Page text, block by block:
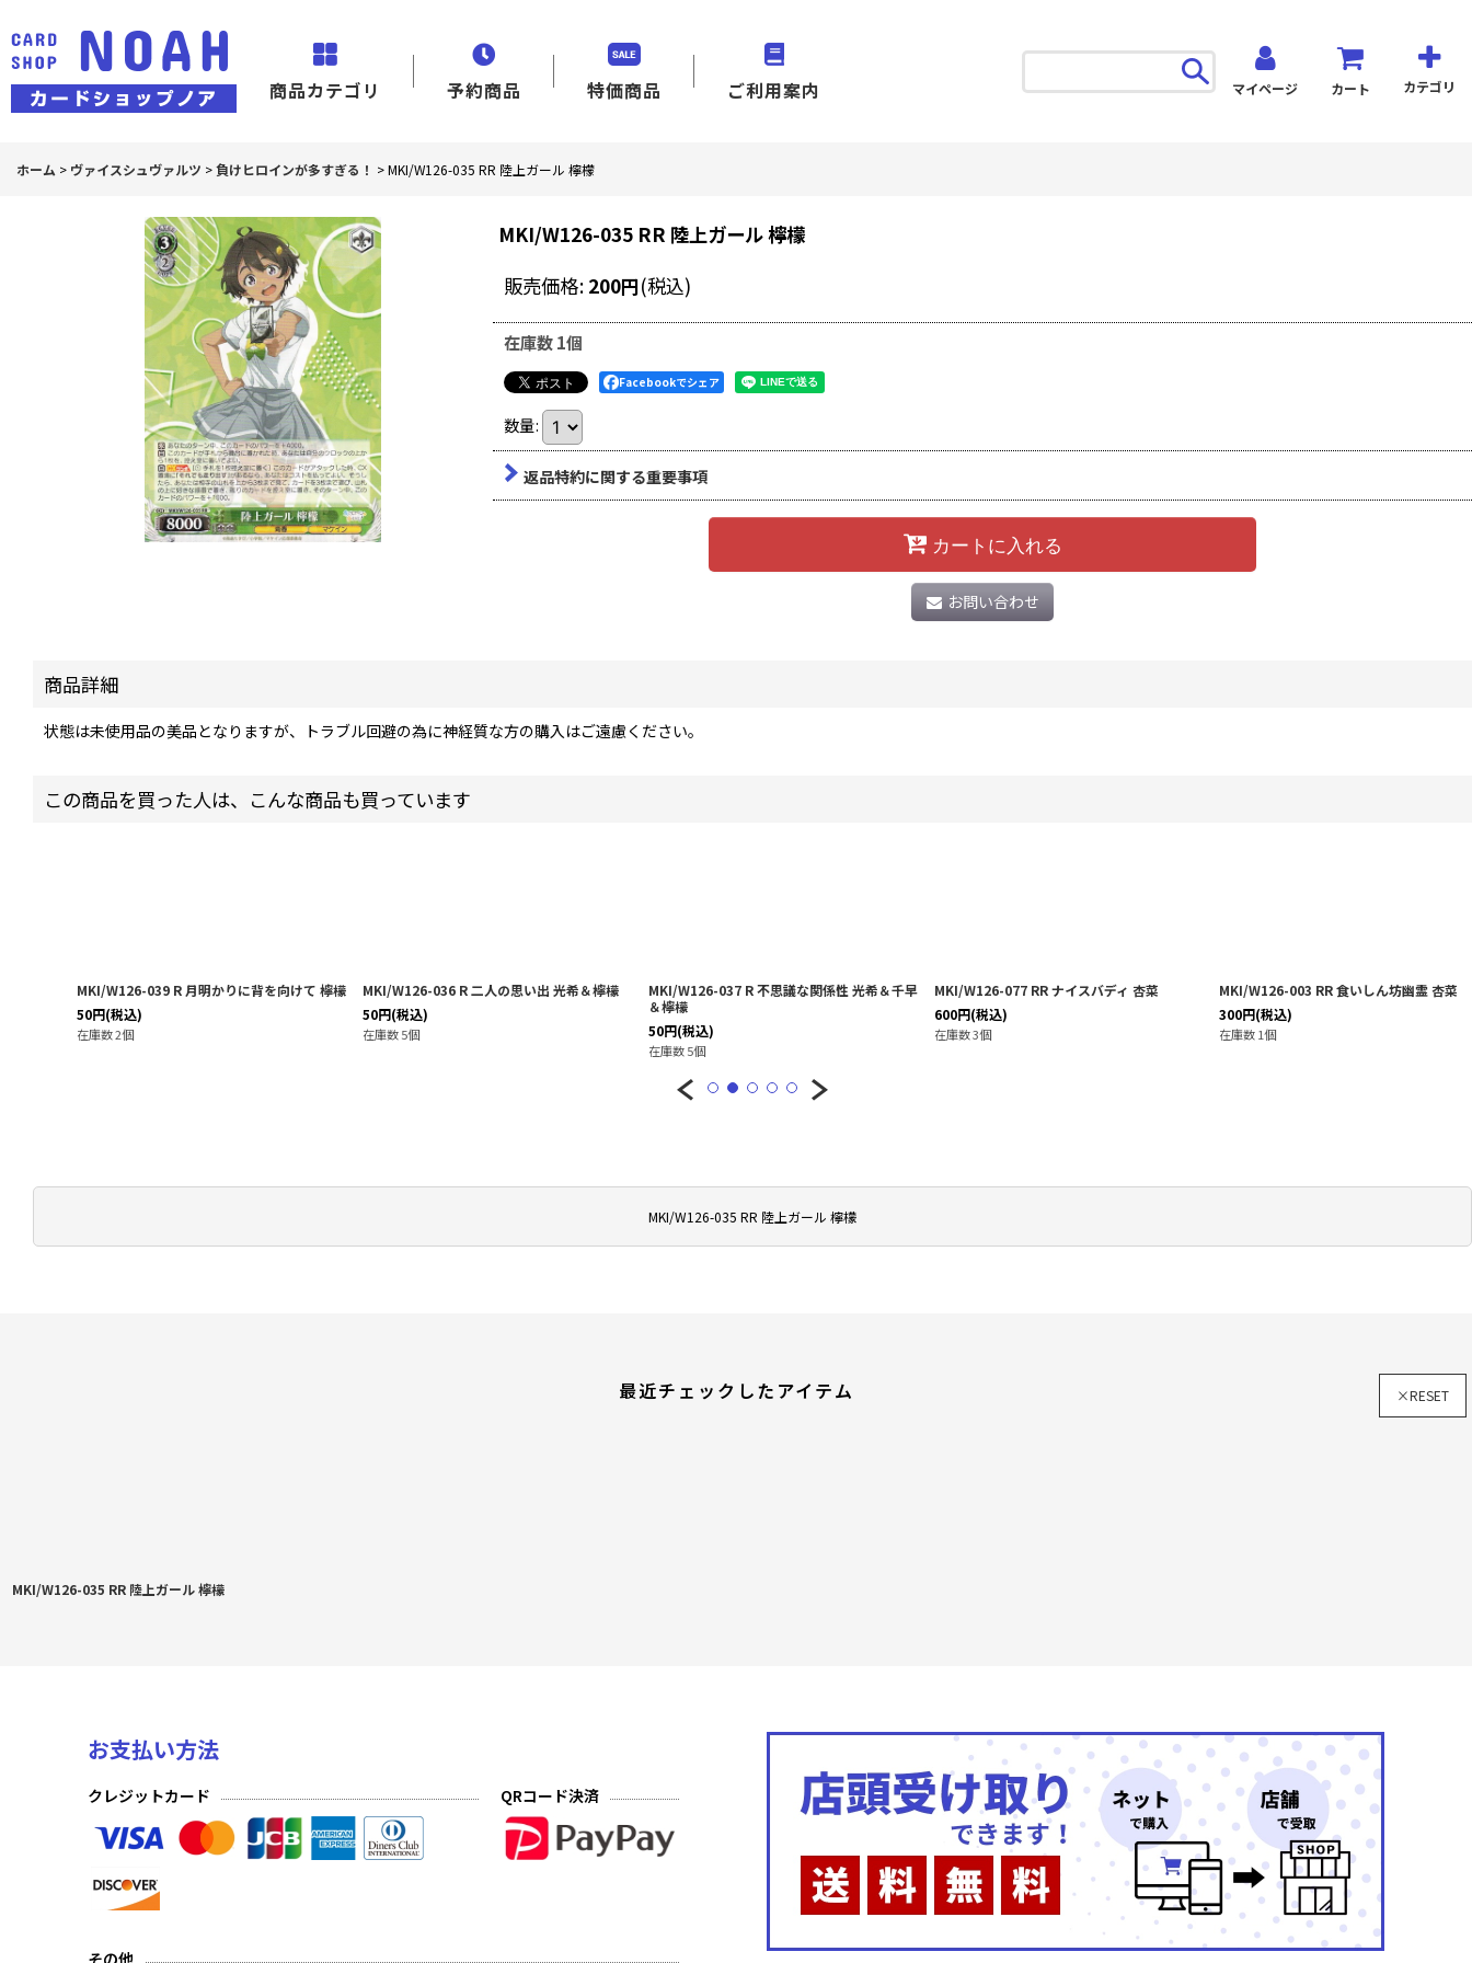
商品カテゴリ 予約商品 特価商品 ご利用案内 マイページ カート カテゴリ
ホーム > ヴァイスシュヴァルツ >負けヒロインが多すぎる！ >MKI/W126-035 RR 陸上ガール 檸檬
MKI/W126-035 RR 陸上ガール 檸檬
MKI/W126-035 RR 陸上ガール 檸檬
販売価格: 200円(税込)
在庫数 1個
Facebookでシェア
数量:
返品特約に関する重要事項
カートに入れる
お問い合わせ
商品詳細
状態は未使用品の美品となりますが、トラブル回避の為に神経質な方の購入はご遠慮ください。
この商品を買った人は、こんな商品も買っています
MKI/W126-036 R 二人の思い出 光希＆檸檬
(税込)
在庫数 5個
MKI/W126-037 R 不思議な関係性 光希＆千早
＆檸檬
(税込)
MKI/W126-077 RR ナイスバディ 杏菜
円(税込)
在庫数 3個
MKI/W126-003 RR 食いしん坊幽霊 杏菜
円(税込)
在庫数 1個
MKI/W126-054 RR 引っ込み思案な女の子 知
円(税込)
最近チェックしたアイテム ×RESET
MKI/W126-035 RR 陸上ガール 檸檬
お支払い方法
クレジットカード QRコード決済
その他